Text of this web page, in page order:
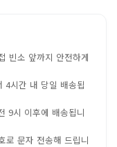
빈소 앞까지 안전하게
4시간 내 당일 배송됩
9시 이후에 배송됩니
로 문자 전송해 드립니